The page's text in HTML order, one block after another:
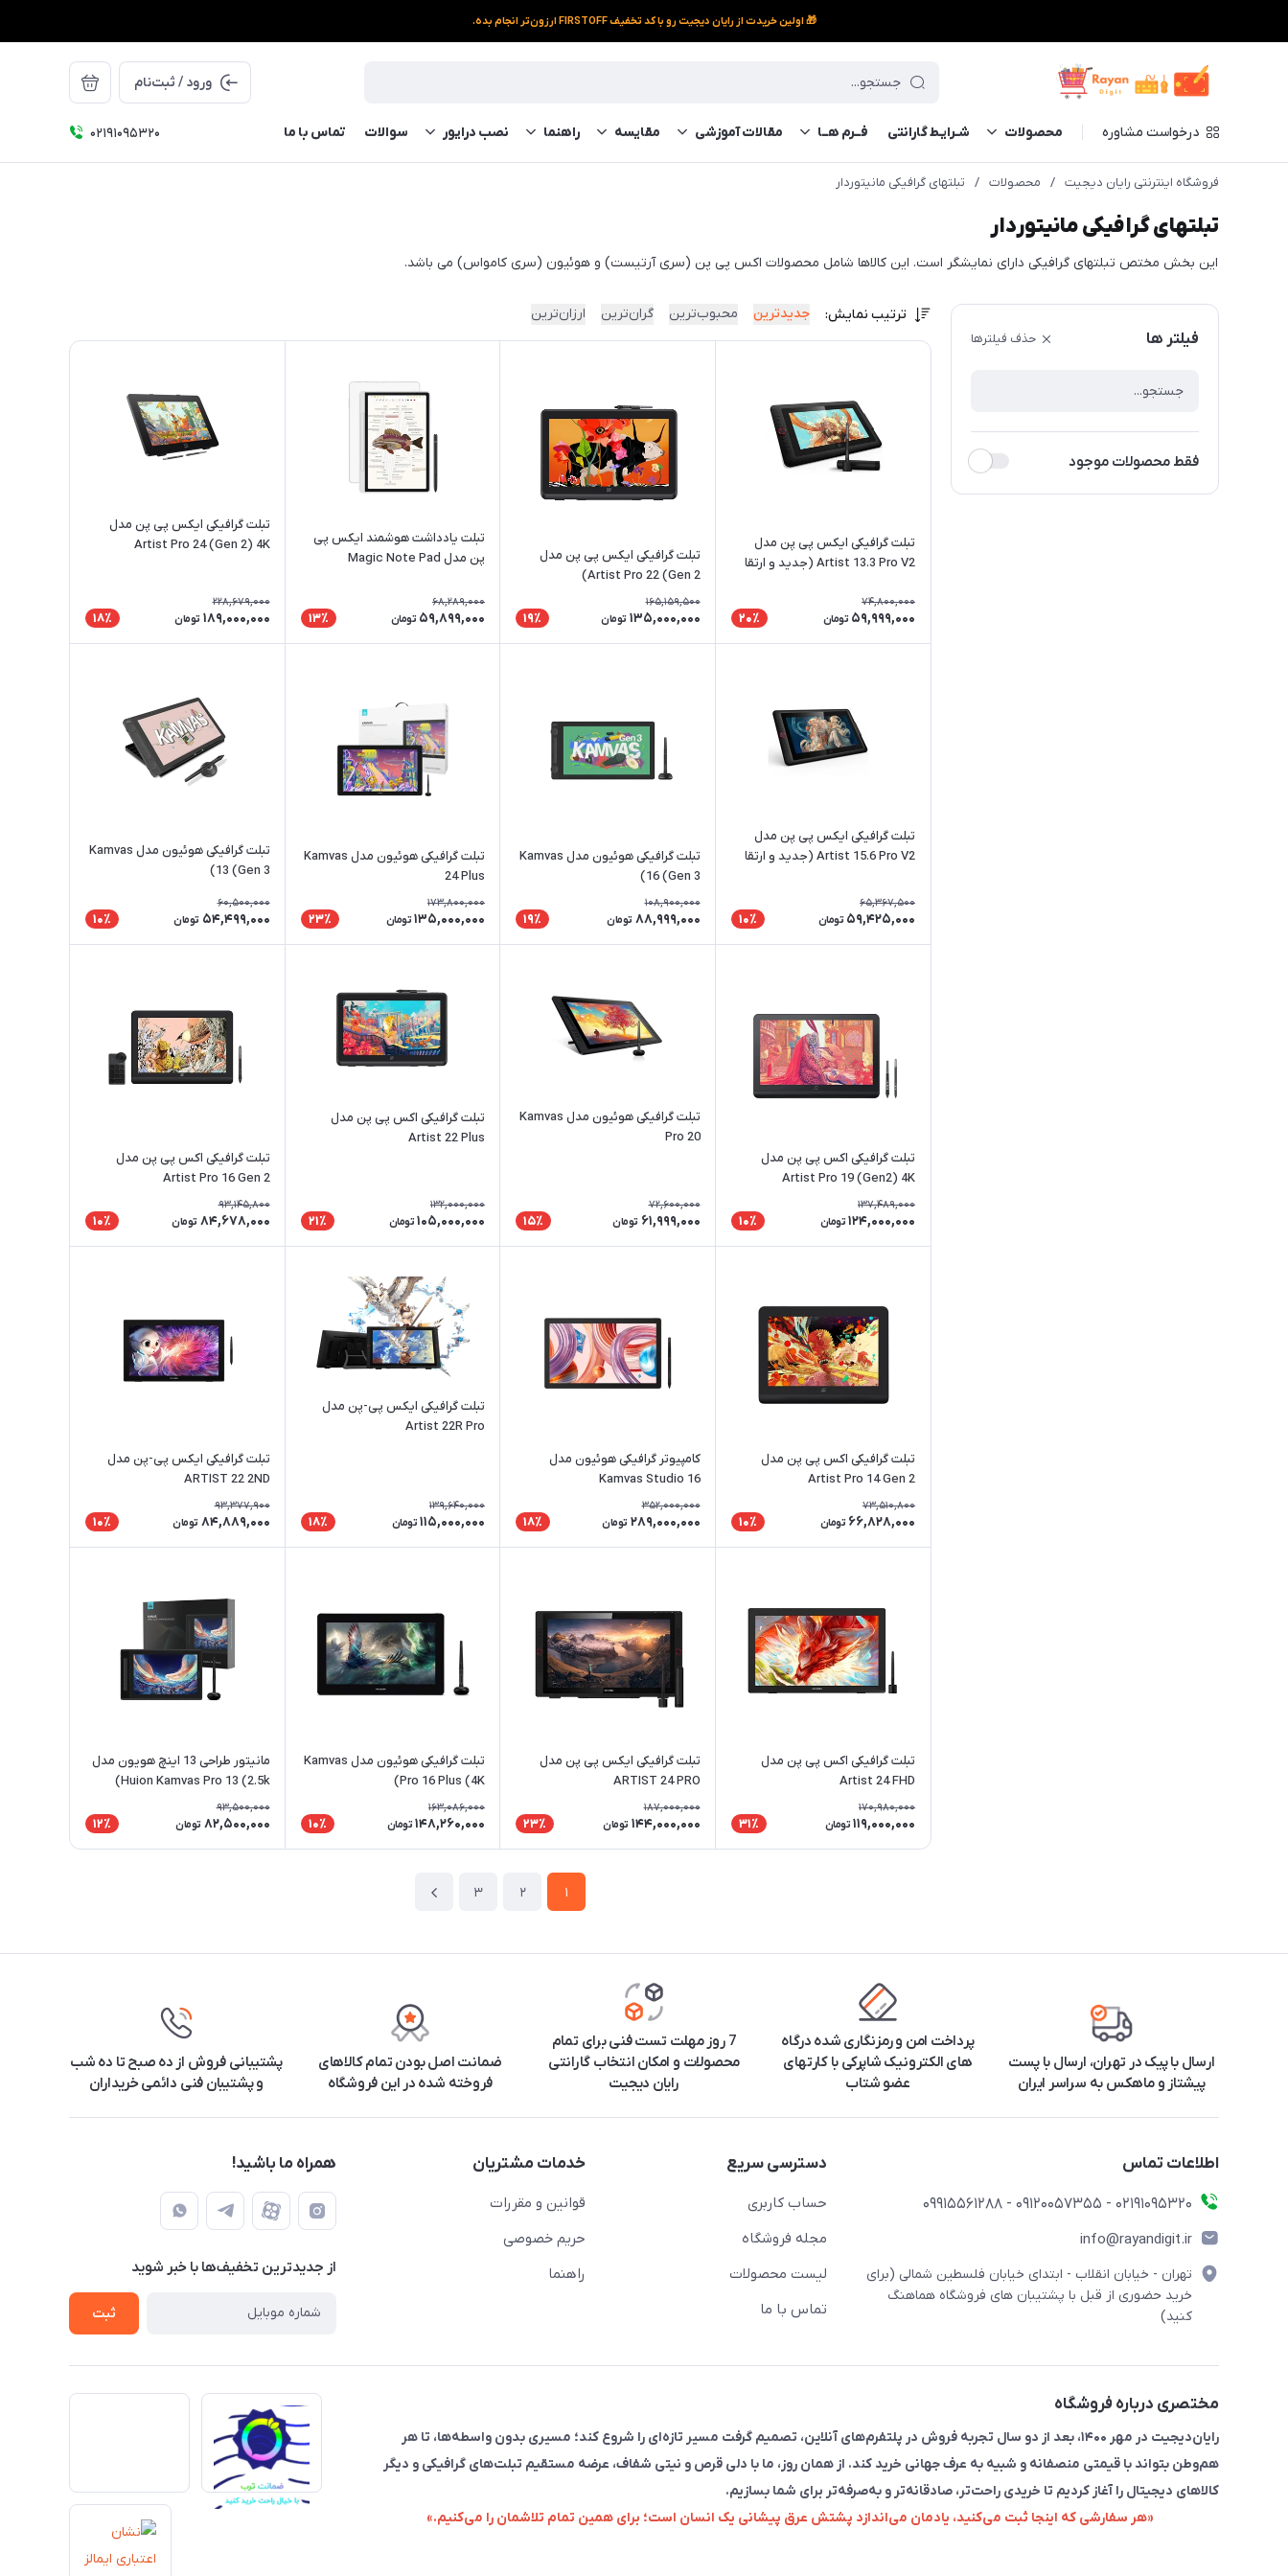
🎁 اولین خریدت از رایان دیجیت رو با کد تخفیف FIRSTOFF ارزون‌تر انجام بده.
ورود / ثبت‌نام
درخواست مشاوره محصولات شـرایـط گارانتی فــرم‌ هــا مقالات آموزشی مقایسه راهنما نصب درایور سوالات تماس با ما ۰۲۱91095320
فروشگاه اینترنتی رایان دیجیت / محصولات / تبلتهای گرافیکی مانیتوردار
تبلتهای گرافیکی مانیتوردار
این بخش مختص تبلتهای گرافیکی دارای نمایشگر است. این کالاها شامل محصولات اکس پی پن (سری آرتیست) و هوئیون (سری کامواس) می باشد.
فیلتر ها حذف فیلترها
فقط محصولات موجود
ترتیب نمایش: جدیدترین محبوب‌ترین گران‌ترین ارزان‌ترین
تبلت گرافیکی ایکس پی پن مدل
Artist 13.3 Pro V2 (جدید و ارتقا
74,800,000
59,999,000 تومان 20٪
تبلت گرافیکی ایکس پی پن مدل
Artist Pro 22 (Gen 2)
165,159,500
135,000,000 تومان 19٪
تبلت یادداشت هوشمند ایکس پی
پن مدل Magic Note Pad
68,289,000
59,899,000 تومان 13٪
تبلت گرافیکی ایکس پی پن مدل
Artist Pro 24 (Gen 2) 4K
228,679,000
189,000,000 تومان 18٪
تبلت گرافیکی ایکس پی پن مدل
Artist 15.6 Pro V2 (جدید و ارتقا
65,367,500
59,425,000 تومان 10٪
تبلت گرافیکی هوئیون مدل Kamvas
16 (Gen 3)
108,900,000
88,999,000 تومان 19٪
تبلت گرافیکی هوئیون مدل Kamvas
24 Plus
173,800,000
135,000,000 تومان 23٪
تبلت گرافیکی هوئیون مدل Kamvas
13 (Gen 3)
60,500,000
54,499,000 تومان 10٪
تبلت گرافیکی اکس پی پن مدل
Artist Pro 19 (Gen2) 4K
137,489,000
124,000,000 تومان 10٪
تبلت گرافیکی هوئیون مدل Kamvas
Pro 20
72,600,000
61,999,000 تومان 15٪
تبلت گرافیکی اکس پی پن مدل
Artist 22 Plus
132,000,000
105,000,000 تومان 21٪
تبلت گرافیکی اکس پی پن مدل
Artist Pro 16 Gen 2
93,145,800
84,678,000 تومان 10٪
تبلت گرافیکی اکس پی پن مدل
Artist Pro 14 Gen 2
73,510,800
66,828,000 تومان 10٪
کامپیوتر گرافیکی هوئیون مدل
Kamvas Studio 16
352,000,000
289,000,000 تومان 18٪
تبلت گرافیکی ایکس پی-پن مدل
Artist 22R Pro
139,640,000
115,000,000 تومان 18٪
تبلت گرافیکی ایکس پی-پن مدل
ARTIST 22 2ND
93,377,900
84,889,000 تومان 10٪
تبلت گرافیکی اکس پی پن مدل
Artist 24 FHD
170,980,000
119,000,000 تومان 31٪
تبلت گرافیکی ایکس پی پن مدل
ARTIST 24 PRO
187,000,000
144,000,000 تومان 23٪
تبلت گرافیکی هوئیون مدل Kamvas
Pro 16 Plus (4K)
163,086,000
148,260,000 تومان 10٪
مانیتور طراحی 13 اینچ هویون مدل
Huion Kamvas Pro 13 (2.5k)
93,500,000
82,500,000 تومان 12٪
1
2
3
ارسال با پیک در تهران، ارسال با پست
پیشتاز و ماهکس به سراسر ایران
پرداخت امن و رمزنگاری شده درگاه
های الکترونیک شاپرکی با کارتهای
عضو شتاب
7 روز مهلت تست فنی برای تمام
محصولات و امکان انتخاب گارانتی
رایان دیجیت
ضمانت اصل بودن تمام کالاهای
فروخته شده در این فروشگاه
پشتیبانی فروش از ده صبح تا ده شب
و پشتیبان فنی دائمی خریداران
اطلاعات تماس
۰۲۱91095320 - 09120057355 - 09915561288
info@rayandigit.ir
تهران - خیابان انقلاب - ابتدای خیابان فلسطین شمالی (برای
خرید حضوری از قبل با پشتیبان های فروشگاه هماهنگ
کنید)
دسترسی سریع
حساب کاربری
مجله فروشگاه
لیست محصولات
تماس با ما
خدمات مشتریان
قوانین و مقررات
حریم خصوصی
راهنما
همراه ما باشید!
از جدید‌ترین تخفیف‌ها با‌ خبر شوید
ثبت
مختصری درباره فروشگاه
رایان‌دیجیت در مهر ۱۴۰۰، بعد از دو سال تجربه فروش در پلتفرم‌های آنلاین، تصمیم گرفت مسیر تازه‌ای را شروع کند؛ مسیری بدون واسطه‌ها، تا هر
هم‌وطن بتواند با قیمتی منصفانه و شبیه به عرف جهانی خرید کند. از همان روز، ما با دلی قرص و نیتی شفاف، عرضه مستقیم تبلت‌های گرافیکی و دیگر
کالاهای دیجیتال را آغاز کردیم تا خریدی راحت‌تر، صادقانه‌تر و به‌صرفه‌تر برای شما بسازیم.
«هر سفارشی که اینجا ثبت می‌کنید، یادمان می‌اندازد پشتش عرق پیشانی یک انسان است؛ برای همین تمام تلاشمان را می‌کنیم.»